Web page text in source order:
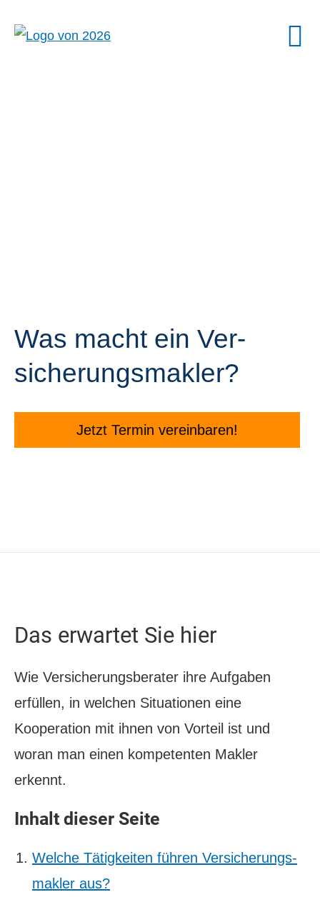
Was macht ein Ver­
sicherungs­makler?
Jetzt Termin ver­ein­baren!
Das erwartet Sie hier
Wie Versicherungsberater ihre Aufgaben
erfüllen, in welchen Situationen eine
Kooperation mit ihnen von Vorteil ist und
woran man einen kompetenten Makler
erkennt.
Inhalt dieser Seite
Welche Tätigkeiten führen Ver­sicherungs­
makler aus?